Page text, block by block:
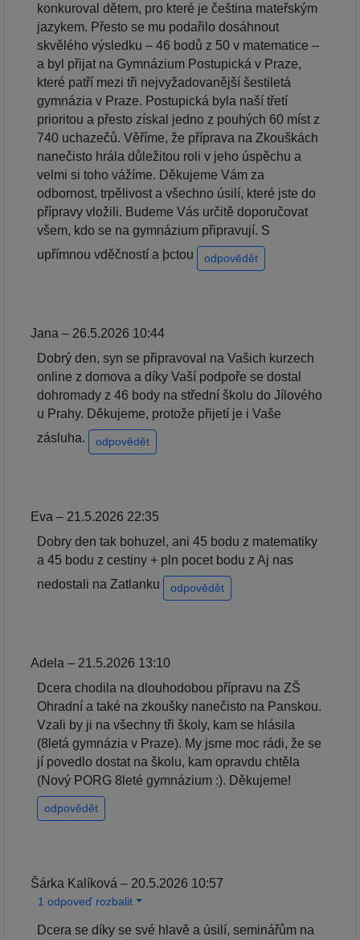
konkuroval dětem, pro které je čeština mateřským
jazykem. Přesto se mu podařilo dosáhnout
skvělého výsledku – 46 bodů z 50 v matematice –
a byl přijat na Gymnázium Postupická v Praze,
které patří mezi tři nejvyžadovanější šestiletá
gymnázia v Praze. Postupická byla naší třetí
prioritou a přesto získal jedno z pouhých 60 míst z
740 uchazečů. Věříme, že příprava na Zkouškách
nanečisto hrála důležitou roli v jeho úspěchu a
velmi si toho vážíme. Děkujeme Vám za
odbornost, trpělivost a všechno úsilí, které jste do
přípravy vložili. Budeme Vás určitě doporučovat
všem, kdo se na gymnázium připravují. S
upřímnou vděčností a þctou
odpovědět
Jana – 26.5.2026 10:44
Dobrý den, syn se připravoval na Vašich kurzech
online z domova a díky Vaší podpoře se dostal
dohromady z 46 body na střední školu do Jílového
u Prahy. Děkujeme, protože přijetí je i Vaše
zásluha.
odpovědět
Eva – 21.5.2026 22:35
Dobry den tak bohuzel, ani 45 bodu z matematiky
a 45 bodu z cestiny + pln pocet bodu z Aj nas
nedostali na Zatlanku
odpovědět
Adela – 21.5.2026 13:10
Dcera chodila na dlouhodobou přípravu na ZŠ
Ohradní a také na zkoušky nanečisto na Panskou.
Vzali by ji na všechny tři školy, kam se hlásila
(8letá gymnázia v Praze). My jsme moc rádi, že se
jí povedlo dostat na školu, kam opravdu chtěla
(Nový PORG 8leté gymnázium :). Děkujeme!
odpovědět
Šárka Kalíková – 20.5.2026 10:57
1 odpoveď rozbalit
Dcera se díky se své hlavě a úsilí, seminářům na